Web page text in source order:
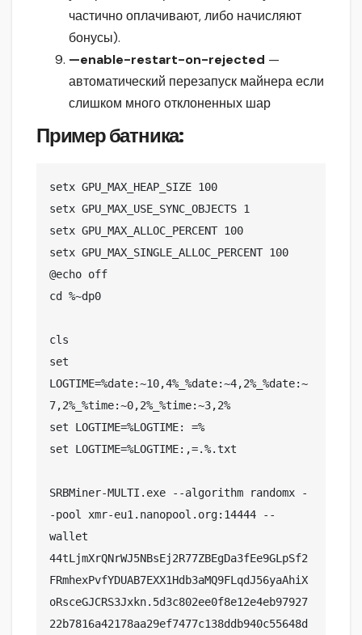
частично оплачивают, либо начисляют
бонусы).
—enable-restart-on-rejected —
автоматический перезапуск майнера если
слишком много отклоненных шар
Пример батника:
setx GPU_MAX_HEAP_SIZE 100
setx GPU_MAX_USE_SYNC_OBJECTS 1
setx GPU_MAX_ALLOC_PERCENT 100
setx GPU_MAX_SINGLE_ALLOC_PERCENT 100
@echo off
cd %~dp0
cls
set
LOGTIME=%date:~10,4%_%date:~4,2%_%date:~
7,2%_%time:~0,2%_%time:~3,2%
set LOGTIME=%LOGTIME: =%
set LOGTIME=%LOGTIME:,=.%.txt
SRBMiner-MULTI.exe --algorithm randomx -
-pool xmr-eu1.nanopool.org:14444 --
wallet
44tLjmXrQNrWJ5NBsEj2R77ZBEgDa3fEe9GLpSf2
FRmhexPvfYDUAB7EXX1Hdb3aMQ9FLqdJ56yaAhiX
oRsceGJCRS3Jxkn.5d3c802ee0f8e12e4eb97927
22b7816a42178aa29ef7477c138ddb940c55648d